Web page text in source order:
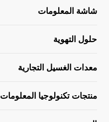
شاشة المعلومات
حلول التهوية
معدات الغسيل التجارية
منتجات تكنولوجيا المعلومات